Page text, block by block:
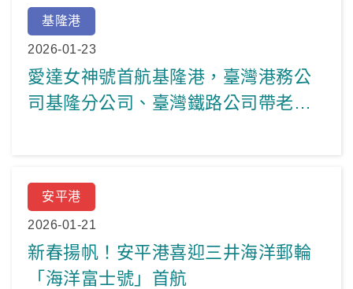
基隆港
2026-01-23
愛達女神號首航基隆港，臺灣港務公
司基隆分公司、臺灣鐵路公司帶老外
安平港
2026-01-21
新春揚帆！安平港喜迎三井海洋郵輪
「海洋富士號」首航